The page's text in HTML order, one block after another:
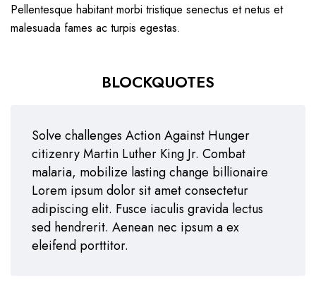
Pellentesque habitant morbi tristique senectus et netus et
malesuada fames ac turpis egestas.
BLOCKQUOTES
Solve challenges Action Against Hunger
citizenry Martin Luther King Jr. Combat
malaria, mobilize lasting change billionaire
Lorem ipsum dolor sit amet consectetur
adipiscing elit. Fusce iaculis gravida lectus
sed hendrerit. Aenean nec ipsum a ex
eleifend porttitor.